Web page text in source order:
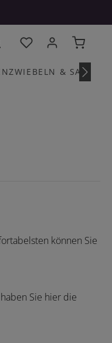
Du hast 0 Produkte
&
können Sie
Sie hier die